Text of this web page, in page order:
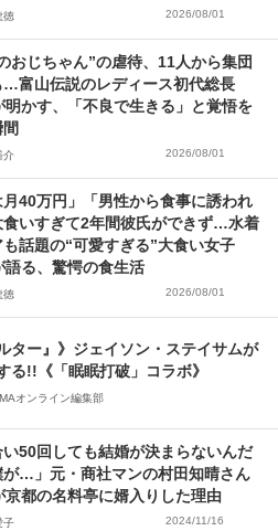
徳 2026/08/01
おじちゃん”の虐待、11人から集団
…富山伝説のレディース初代総長
明かす、「不良で生きる」と覚悟を
介 2026/08/01
月40万円」「男性から食事に誘われ
食いすぎて2年間彼氏ができず…水着
話題の“可愛すぎる”大食い女子
語る、驚愕の食生活
徳 2026/08/01
ター』》ジェイソン・ステイサムが
る!!《「眠眠打破」コラボ》
オンライン編集部
い50回しても結婚が決まらないんだ
が…」元・商社マンの村田知晴さん
京都の名料亭に婿入りした理由
子 2024/11/16